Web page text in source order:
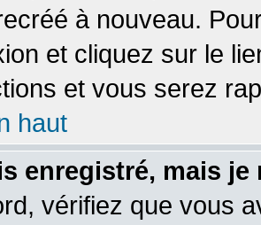
à nouveau.
et cliquez sur le
et vous serez
haut
enregistré, mais
vérifiez que vous